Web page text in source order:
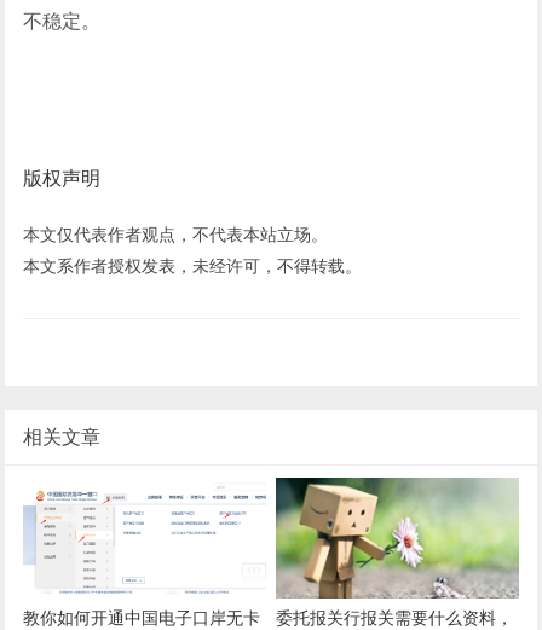
不稳定。
版权声明
本文仅代表作者观点，不代表本站立场。
本文系作者授权发表，未经许可，不得转载。
相关文章
教你如何开通中国电子口岸无卡
委托报关行报关需要什么资料，